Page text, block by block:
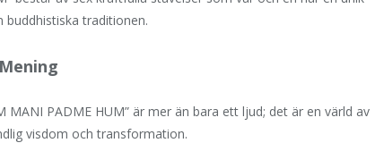
buddhistiska traditionen.
MANI PADME HUM” är mer än bara ett ljud; det är en värld av
visdom och transformation.